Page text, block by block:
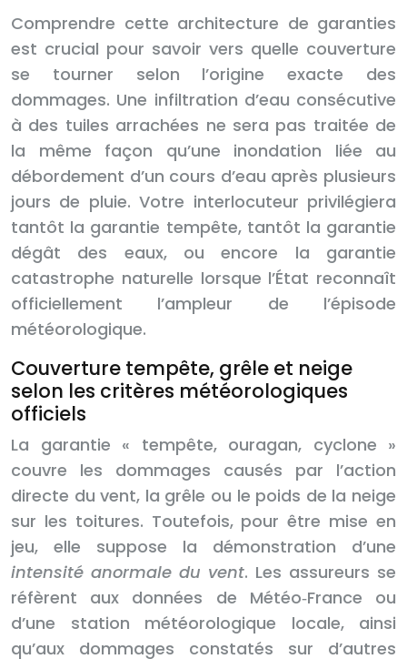
Comprendre cette architecture de garanties
est crucial pour savoir vers quelle couverture
se tourner selon l’origine exacte des
dommages. Une infiltration d’eau consécutive
à des tuiles arrachées ne sera pas traitée de
la même façon qu’une inondation liée au
débordement d’un cours d’eau après plusieurs
jours de pluie. Votre interlocuteur privilégiera
tantôt la garantie tempête, tantôt la garantie
dégât des eaux, ou encore la garantie
catastrophe naturelle lorsque l’État reconnaît
officiellement l’ampleur de l’épisode
météorologique.
Couverture tempête, grêle et neige
selon les critères météorologiques
officiels
La garantie « tempête, ouragan, cyclone »
couvre les dommages causés par l’action
directe du vent, la grêle ou le poids de la neige
sur les toitures. Toutefois, pour être mise en
jeu, elle suppose la démonstration d’une
intensité anormale du vent. Les assureurs se
réfèrent aux données de Météo‑France ou
d’une station météorologique locale, ainsi
qu’aux dommages constatés sur d’autres